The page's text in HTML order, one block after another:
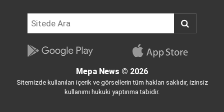
Mepa News © 2026
Sitemizde kullanılan içerik ve görsellerin tüm hakları saklıdır, izinsiz
kullanımı hukuki yaptırıma tabidir.